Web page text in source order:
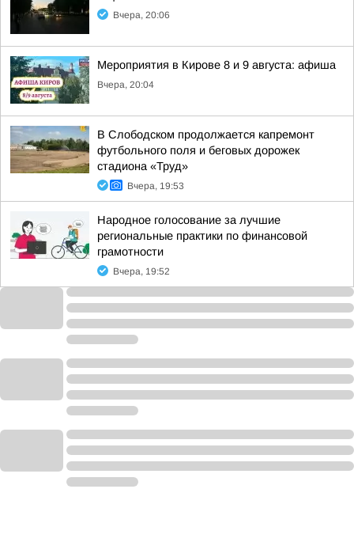
Вчера, 20:06
Мероприятия в Кирове 8 и 9 августа: афиша
Вчера, 20:04
В Слободском продолжается капремонт
футбольного поля и беговых дорожек
стадиона «Труд»
Вчера, 19:53
Народное голосование за лучшие
региональные практики по финансовой
грамотности
Вчера, 19:52